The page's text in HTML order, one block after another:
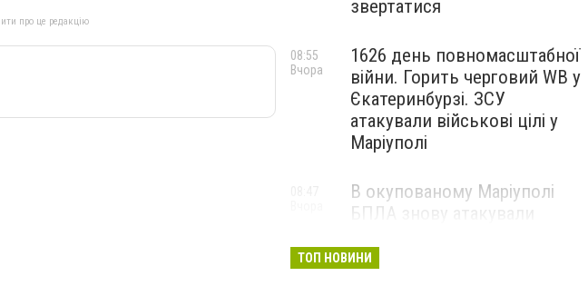
про це редакцію
звертатися
1626 день повномасштабної
війни. Горить черговий WB у
Єкатеринбурзі. ЗСУ
атакували військові цілі у
Маріуполі
08:55
Вчора
В окупованому Маріуполі
БПЛА знову атакували
— ВІДЕО
ТОП НОВИНИ